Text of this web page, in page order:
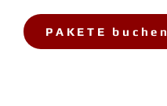
PAKETE buchen